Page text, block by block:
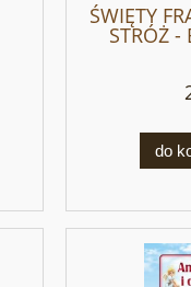
ŚWIĘTY
STRÓŻ
do